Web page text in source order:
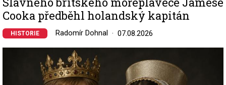
Cooka předběhl holandský kapitán
HISTORIE Radomír Dohnal 07.08.2026